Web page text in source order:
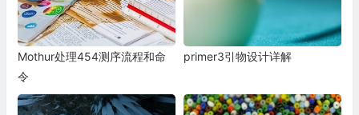
Mothur处理454测序流程和命
令
primer3引物设计详解